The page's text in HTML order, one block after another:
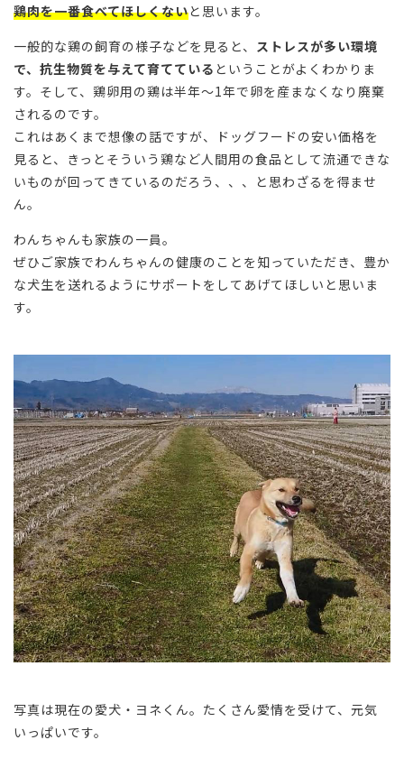
鶏肉を一番食べてほしくないと思います。
一般的な鶏の飼育の様子などを見ると、 ストレスが多い環境
で、抗生物質を与えて育てている ということがよくわかりま
す。そして、鶏卵用の鶏は半年～1年で卵を産まなくなり廃棄
されるのです。
これはあくまで想像の話ですが、ドッグフードの安い価格を
見ると、きっとそういう鶏など人間用の食品として流通できな
いものが回ってきているのだろう、、、と思わざるを得ませ
ん。
わんちゃんも家族の一員。
ぜひご家族でわんちゃんの健康のことを知っていただき、豊か
な犬生を送れるようにサポートをしてあげてほしいと思いま
す。
写真は現在の愛犬・ヨネくん。たくさん愛情を受けて、元気
いっぱいです。